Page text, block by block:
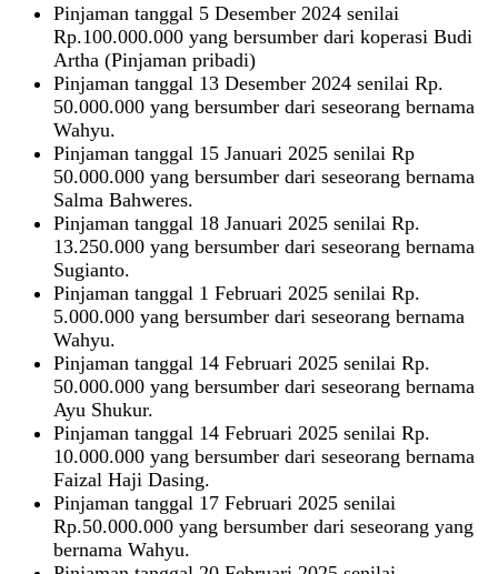
Pinjaman tanggal 5 Desember 2024 senilai
Rp.100.000.000 yang bersumber dari koperasi Budi
Artha (Pinjaman pribadi)
Pinjaman tanggal 13 Desember 2024 senilai Rp.
50.000.000 yang bersumber dari seseorang bernama
Wahyu.
Pinjaman tanggal 15 Januari 2025 senilai Rp
50.000.000 yang bersumber dari seseorang bernama
Salma Bahweres.
Pinjaman tanggal 18 Januari 2025 senilai Rp.
13.250.000 yang bersumber dari seseorang bernama
Sugianto.
Pinjaman tanggal 1 Februari 2025 senilai Rp.
5.000.000 yang bersumber dari seseorang bernama
Wahyu.
Pinjaman tanggal 14 Februari 2025 senilai Rp.
50.000.000 yang bersumber dari seseorang bernama
Ayu Shukur.
Pinjaman tanggal 14 Februari 2025 senilai Rp.
10.000.000 yang bersumber dari seseorang bernama
Faizal Haji Dasing.
Pinjaman tanggal 17 Februari 2025 senilai
Rp.50.000.000 yang bersumber dari seseorang yang
bernama Wahyu.